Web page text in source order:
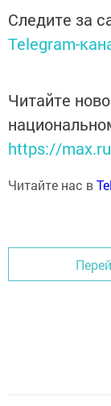
Следите за
Telegram-
Читайте
https://
Читайте нас в